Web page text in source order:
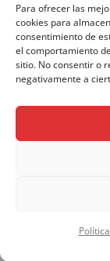
Para ofrecer las
cookies para
consentimiento de
el comportamiento
sitio. No consentir o
negativamente a
AVISO LEGAL